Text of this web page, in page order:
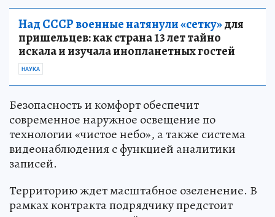
Над СССР военные натянули «сетку»для
пришельцев: как страна 13 лет тайно
искала и изучала инопланетных гостей
НАУКА
Безопасность и комфорт обеспечит
современное наружное освещение по
технологии «чистое небо», а также система
видеонаблюдения с функцией аналитики
записей.
Территорию ждет масштабное озеленение. В
рамках контракта подрядчику предстоит